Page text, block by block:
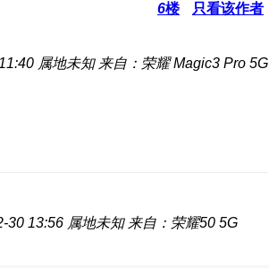
6楼 只看该作者
属地未知 来自：荣耀 Magic3 Pro 5G
30 13:56 属地未知 来自：荣耀50 5G